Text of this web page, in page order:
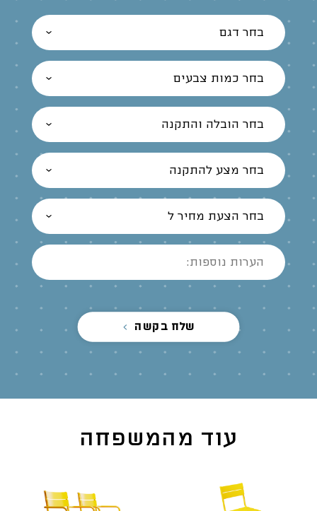
בחר דגם
בחר כמות צבעים
בחר הובלה והתקנה
בחר מצע להתקנה
בחר הצעת מחיר ל
שלח בקשה
עוד מהמשפחה